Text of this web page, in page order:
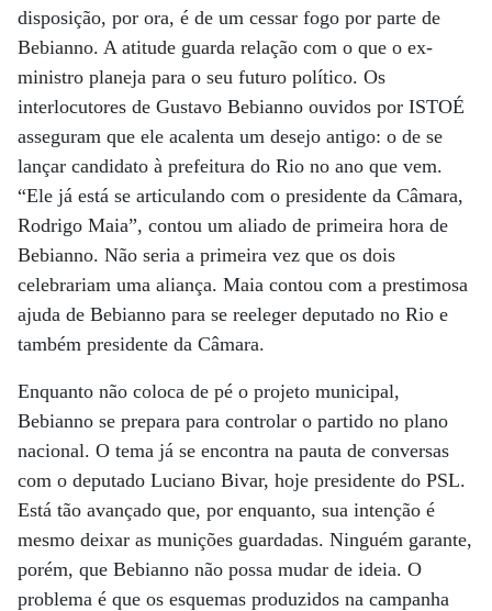
disposição, por ora, é de um cessar fogo por parte de
Bebianno. A atitude guarda relação com o que o ex-
ministro planeja para o seu futuro político. Os
interlocutores de Gustavo Bebianno ouvidos por ISTOÉ
asseguram que ele acalenta um desejo antigo: o de se
lançar candidato à prefeitura do Rio no ano que vem.
“Ele já está se articulando com o presidente da Câmara,
Rodrigo Maia”, contou um aliado de primeira hora de
Bebianno. Não seria a primeira vez que os dois
celebrariam uma aliança. Maia contou com a prestimosa
ajuda de Bebianno para se reeleger deputado no Rio e
também presidente da Câmara.
Enquanto não coloca de pé o projeto municipal,
Bebianno se prepara para controlar o partido no plano
nacional. O tema já se encontra na pauta de conversas
com o deputado Luciano Bivar, hoje presidente do PSL.
Está tão avançado que, por enquanto, sua intenção é
mesmo deixar as munições guardadas. Ninguém garante,
porém, que Bebianno não possa mudar de ideia. O
problema é que os esquemas produzidos na campanha